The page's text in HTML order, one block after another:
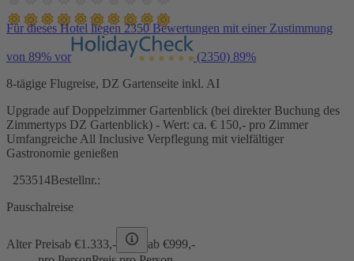
Für dieses Hotel liegen 2350 Bewertungen mit einer Zustimmung
von 89% vor (2350) 89%
8-tägige Flugreise, DZ Gartenseite inkl. AI
Upgrade auf Doppelzimmer Gartenblick (bei direkter Buchung des
Zimmertyps DZ Gartenblick) - Wert: ca. € 150,- pro Zimmer
Umfangreiche All Inclusive Verpflegung mit vielfältiger
Gastronomie genießen
253514Bestellnr.:
Pauschalreise
Alter Preisab €1.333,- ab €999,-